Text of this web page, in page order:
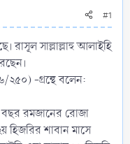
#1
রাসূল সাল্লাল্লাহু আলাইহি
২৫০) -গ্রন্থে বলেন:
বছর রমজানের রোজা
শাবান মাসে